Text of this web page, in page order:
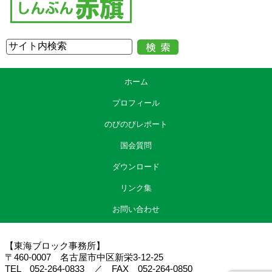
ホーム
プロフィール
のびのびレポート
国会質問
ダウンロード
リンク集
お問い合わせ
【東海ブロック事務所】
〒460-0007 名古屋市中区新栄3-12-25
TEL 052-264-0833 ／ FAX 052-264-0850